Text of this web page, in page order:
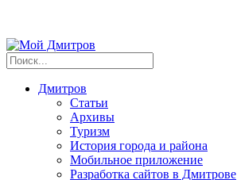
Дмитров
Статьи
Архивы
Туризм
История города и района
Мобильное приложение
Разработка сайтов в Дмитрове